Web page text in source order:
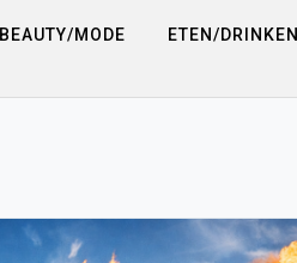
BEAUTY/MODE ETEN/DRINKEN